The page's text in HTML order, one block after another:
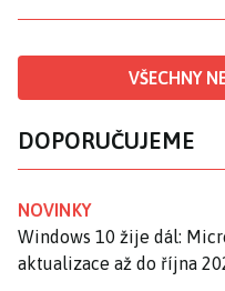
VŠECHNY
DOPORUČUJEME
NOVINKY
Windows 10 žije dál:
aktualizace až do října